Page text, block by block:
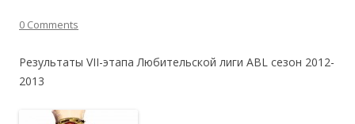
0 Comments
Результаты VІІ-этапа Любительской лиги ABL сезон 2012-
2013